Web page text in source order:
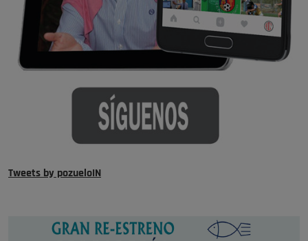
Tweets by pozueloIN